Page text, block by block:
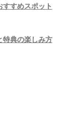
すめスポット
特典の楽しみ方